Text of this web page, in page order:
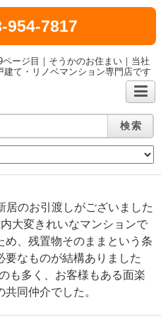
954-7817
ージ目｜そうかのお住まい｜当社
て・リノベマンション専門店です
検索
居のお引渡しがございました
大変きれいなマンションで
、残置物そのままという条
なものが結構ありました
も多く、お客様もある面楽
同仲介でした。